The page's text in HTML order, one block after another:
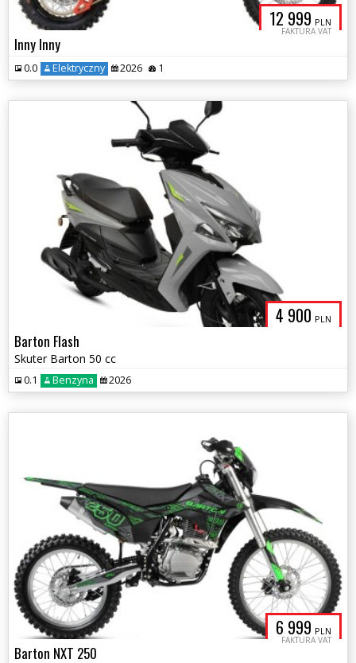
12 999 PLN
FAKTURA VAT
Inny Inny
0.0 Elektryczny 2026 1
4 900 PLN
Barton Flash
Skuter Barton 50 cc
0.1 Benzyna 2026
6 999 PLN
FAKTURA VAT
Barton NXT 250